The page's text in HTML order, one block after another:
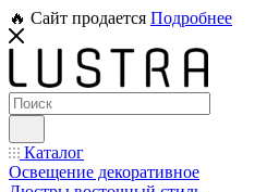
🔥 Сайт продается Подробнее
Каталог
Освещение декоративное